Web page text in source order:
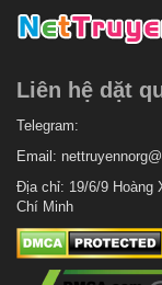
Liên hệ dặt
Telegram:
Email:
Địa chỉ: 19/6/9 Hoàng
Chí Minh